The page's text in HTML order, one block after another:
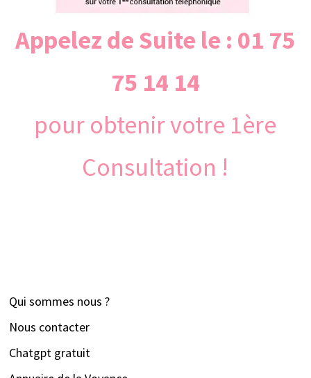
Appelez de Suite le : 01 75
75 14 14
pour obtenir votre 1ère
Consultation !
Qui sommes nous ?
Nous contacter
Chatgpt gratuit